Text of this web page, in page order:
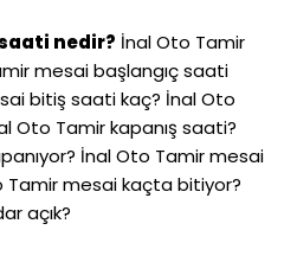
nedir? İnal Oto Tamir
mesai başlangıç saati
bitiş saati kaç? İnal Oto
Oto Tamir kapanış saati?
İnal Oto Tamir mesai
Tamir mesai kaçta bitiyor?
açık?